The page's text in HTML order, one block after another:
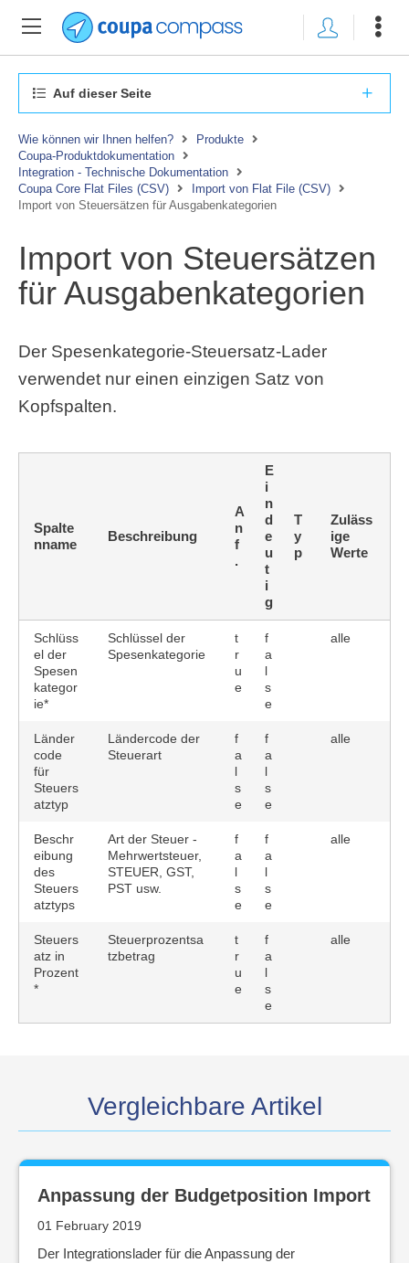
Auf dieser Seite
Wie können wir Ihnen helfen?
Produkte
Coupa-Produktdokumentation
Integration - Technische Dokumentation
Coupa Core Flat Files (CSV)
Import von Flat File (CSV)
Import von Steuersätzen für Ausgabenkategorien
Import von Steuersätzen
für Ausgabenkategorien
Der Spesenkategorie-Steuersatz-Lader
verwendet nur einen einzigen Satz von
Kopfspalten.
Spalte
nname
Beschreibung
A
n
f
.
E
i
n
d
e
u
t
i
g
T
y
p
Zuläss
ige
Werte
Schlüss
el der
Spesen
kategor
ie*
Schlüssel der
Spesenkategorie
t
r
u
e
f
a
l
s
e
alle
Länder
code
für
Steuers
atztyp
Ländercode der
Steuerart
f
a
l
s
e
f
a
l
s
e
alle
Beschr
eibung
des
Steuers
atztyps
Art der Steuer -
Mehrwertsteuer,
STEUER, GST,
PST usw.
f
a
l
s
e
f
a
l
s
e
alle
Steuers
atz in
Prozent
*
Steuerprozentsa
tzbetrag
t
r
u
e
f
a
l
s
e
alle
Vergleichbare Artikel
Anpassung der Budgetposition Import
01 February 2019
Der Integrationslader für die Anpassung der